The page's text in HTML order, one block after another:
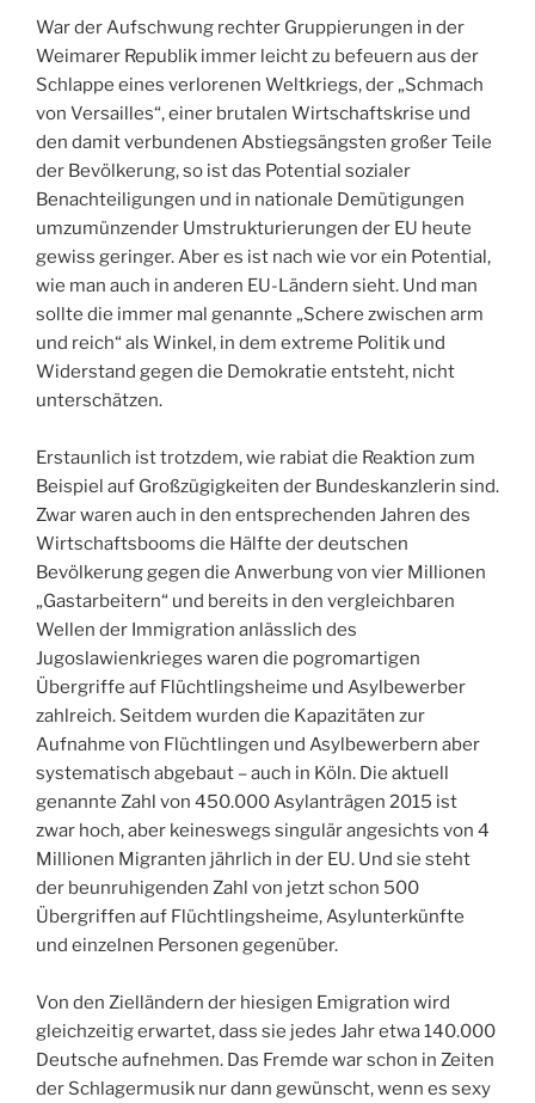
War der Aufschwung rechter Gruppierungen in der
Weimarer Republik immer leicht zu befeuern aus der
Schlappe eines verlorenen Weltkriegs, der „Schmach
von Versailles“, einer brutalen Wirtschaftskrise und
den damit verbundenen Abstiegsängsten großer Teile
der Bevölkerung, so ist das Potential sozialer
Benachteiligungen und in nationale Demütigungen
umzumünzender Umstrukturierungen der EU heute
gewiss geringer. Aber es ist nach wie vor ein Potential,
wie man auch in anderen EU-Ländern sieht. Und man
sollte die immer mal genannte „Schere zwischen arm
und reich“ als Winkel, in dem extreme Politik und
Widerstand gegen die Demokratie entsteht, nicht
unterschätzen.
Erstaunlich ist trotzdem, wie rabiat die Reaktion zum
Beispiel auf Großzügigkeiten der Bundeskanzlerin sind.
Zwar waren auch in den entsprechenden Jahren des
Wirtschaftsbooms die Hälfte der deutschen
Bevölkerung gegen die Anwerbung von vier Millionen
„Gastarbeitern“ und bereits in den vergleichbaren
Wellen der Immigration anlässlich des
Jugoslawienkrieges waren die pogromartigen
Übergriffe auf Flüchtlingsheime und Asylbewerber
zahlreich. Seitdem wurden die Kapazitäten zur
Aufnahme von Flüchtlingen und Asylbewerbern aber
systematisch abgebaut – auch in Köln. Die aktuell
genannte Zahl von 450.000 Asylanträgen 2015 ist
zwar hoch, aber keineswegs singulär angesichts von 4
Millionen Migranten jährlich in der EU. Und sie steht
der beunruhigenden Zahl von jetzt schon 500
Übergriffen auf Flüchtlingsheime, Asylunterkünfte
und einzelnen Personen gegenüber.
Von den Zielländern der hiesigen Emigration wird
gleichzeitig erwartet, dass sie jedes Jahr etwa 140.000
Deutsche aufnehmen. Das Fremde war schon in Zeiten
der Schlagermusik nur dann gewünscht, wenn es sexy